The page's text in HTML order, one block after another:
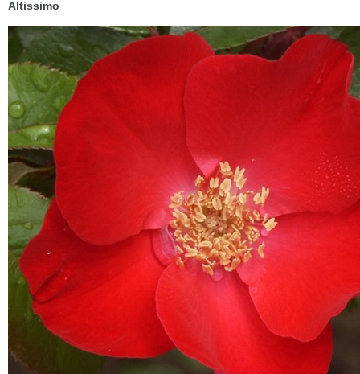
Altissimo